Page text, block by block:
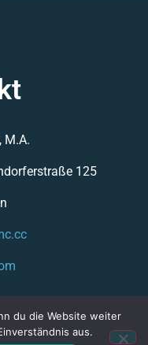
M.A.
125
du die Website weiter
aus.